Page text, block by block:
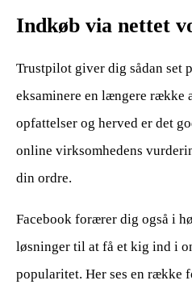
Indkøb via nettet
Trustpilot giver dig sådan set
eksaminere en længere række
opfattelser og herved er det
online virksomhedens
din ordre.
Facebook forærer dig også i
løsninger til at få et kig ind i
popularitet. Her ses en række